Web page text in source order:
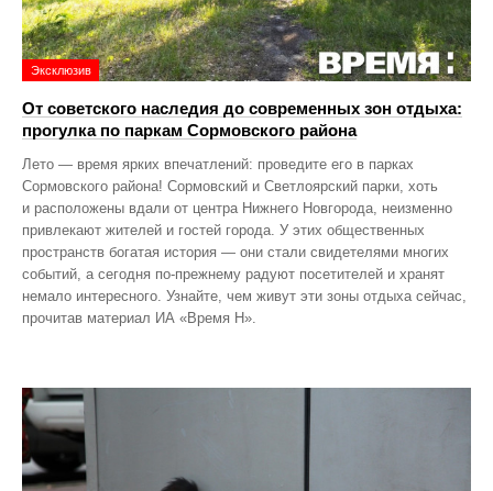
Эксклюзив
От советского наследия до современных зон отдыха:
прогулка по паркам Сормовского района
Лето — время ярких впечатлений: проведите его в парках
Сормовского района! Сормовский и Светлоярский парки, хоть
и расположены вдали от центра Нижнего Новгорода, неизменно
привлекают жителей и гостей города. У этих общественных
пространств богатая история — они стали свидетелями многих
событий, а сегодня по‑прежнему радуют посетителей и хранят
немало интересного. Узнайте, чем живут эти зоны отдыха сейчас,
прочитав материал ИА «Время Н».